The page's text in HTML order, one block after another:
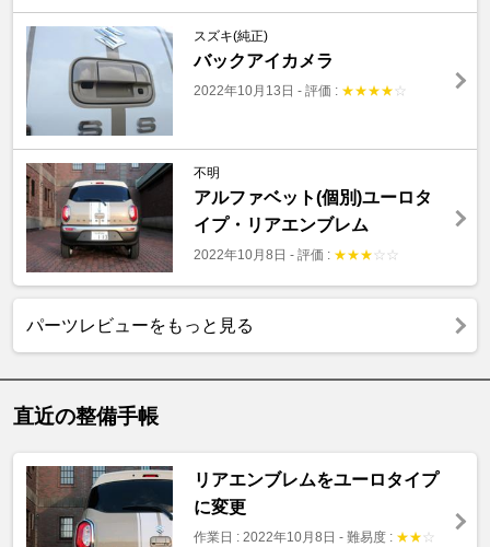
スズキ(純正)
バックアイカメラ
2022年10月13日 - 評価 : ★★★★ ☆
不明
アルファベット(個別)ユーロタ
イプ・リアエンブレム
2022年10月8日 - 評価 : ★★★ ☆ ☆
パーツレビューをもっと見る
直近の整備手帳
リアエンブレムをユーロタイプ
に変更
作業日 : 2022年10月8日 - 難易度 : ★★ ☆